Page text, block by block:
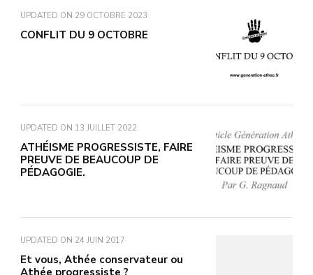
UPDATED ON 29 OCTOBRE 2023
CONFLIT DU 9 OCTOBRE
UPDATED ON 13 JUILLET 2022
ATHÉISME PROGRESSISTE, FAIRE
PREUVE DE BEAUCOUP DE
PÉDAGOGIE.
UPDATED ON 24 JUIN 2017
Et vous, Athée conservateur ou
Athée progressiste ?